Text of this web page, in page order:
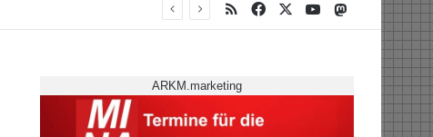
RSS Facebook YouTubeMastodon
ARKM.marketing